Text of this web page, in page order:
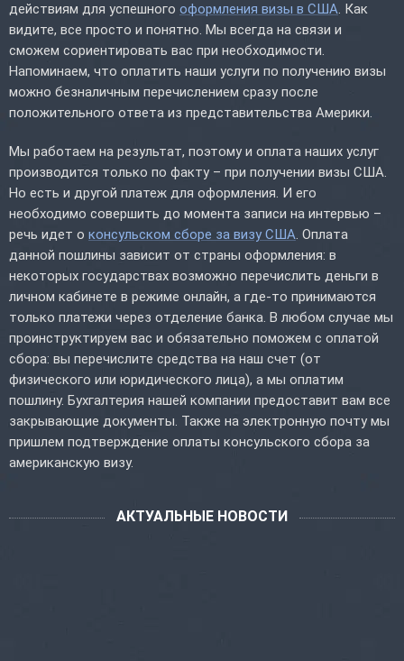
действиям для успешного оформления визы в США. Как
видите, все просто и понятно. Мы всегда на связи и
сможем сориентировать вас при необходимости.
Напоминаем, что оплатить наши услуги по получению визы
можно безналичным перечислением сразу после
положительного ответа из представительства Америки.
Мы работаем на результат, поэтому и оплата наших услуг
производится только по факту – при получении визы США.
Но есть и другой платеж для оформления. И его
необходимо совершить до момента записи на интервью –
речь идет о консульском сборе за визу США. Оплата
данной пошлины зависит от страны оформления: в
некоторых государствах возможно перечислить деньги в
личном кабинете в режиме онлайн, а где-то принимаются
только платежи через отделение банка. В любом случае мы
проинструктируем вас и обязательно поможем с оплатой
сбора: вы перечислите средства на наш счет (от
физического или юридического лица), а мы оплатим
пошлину. Бухгалтерия нашей компании предоставит вам все
закрывающие документы. Также на электронную почту мы
пришлем подтверждение оплаты консульского сбора за
американскую визу.
АКТУАЛЬНЫЕ НОВОСТИ